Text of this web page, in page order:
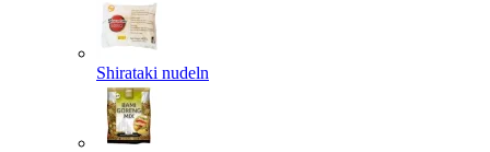
Shirataki nudeln